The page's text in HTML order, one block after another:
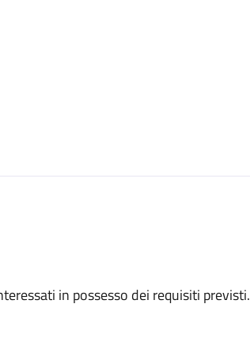
in possesso dei requisiti previsti.